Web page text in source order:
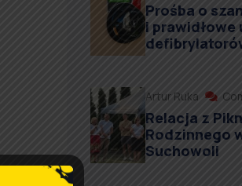
Prośba o
i prawidłowe
Artur Ruka
Relacja z
Rodzinnego
Suchowoli